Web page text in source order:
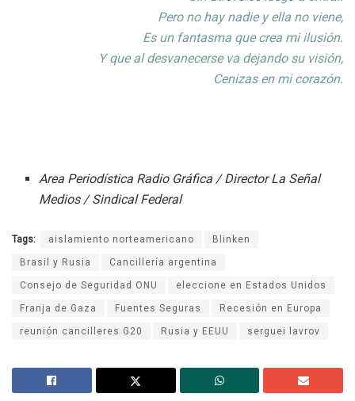
Pero no hay nadie y ella no viene,
Es un fantasma que crea mi ilusión.
Y que al desvanecerse va dejando su visión,
Cenizas en mi corazón.
Area Periodística Radio Gráfica / Director La Señal
Medios / Sindical Federal
Tags: aislamiento norteamericano Blinken
Brasil y Rusia Cancillería argentina
Consejo de Seguridad ONU eleccione en Estados Unidos
Franja de Gaza Fuentes Seguras Recesión en Europa
reunión cancilleres G20 Rusia y EEUU serguei lavrov